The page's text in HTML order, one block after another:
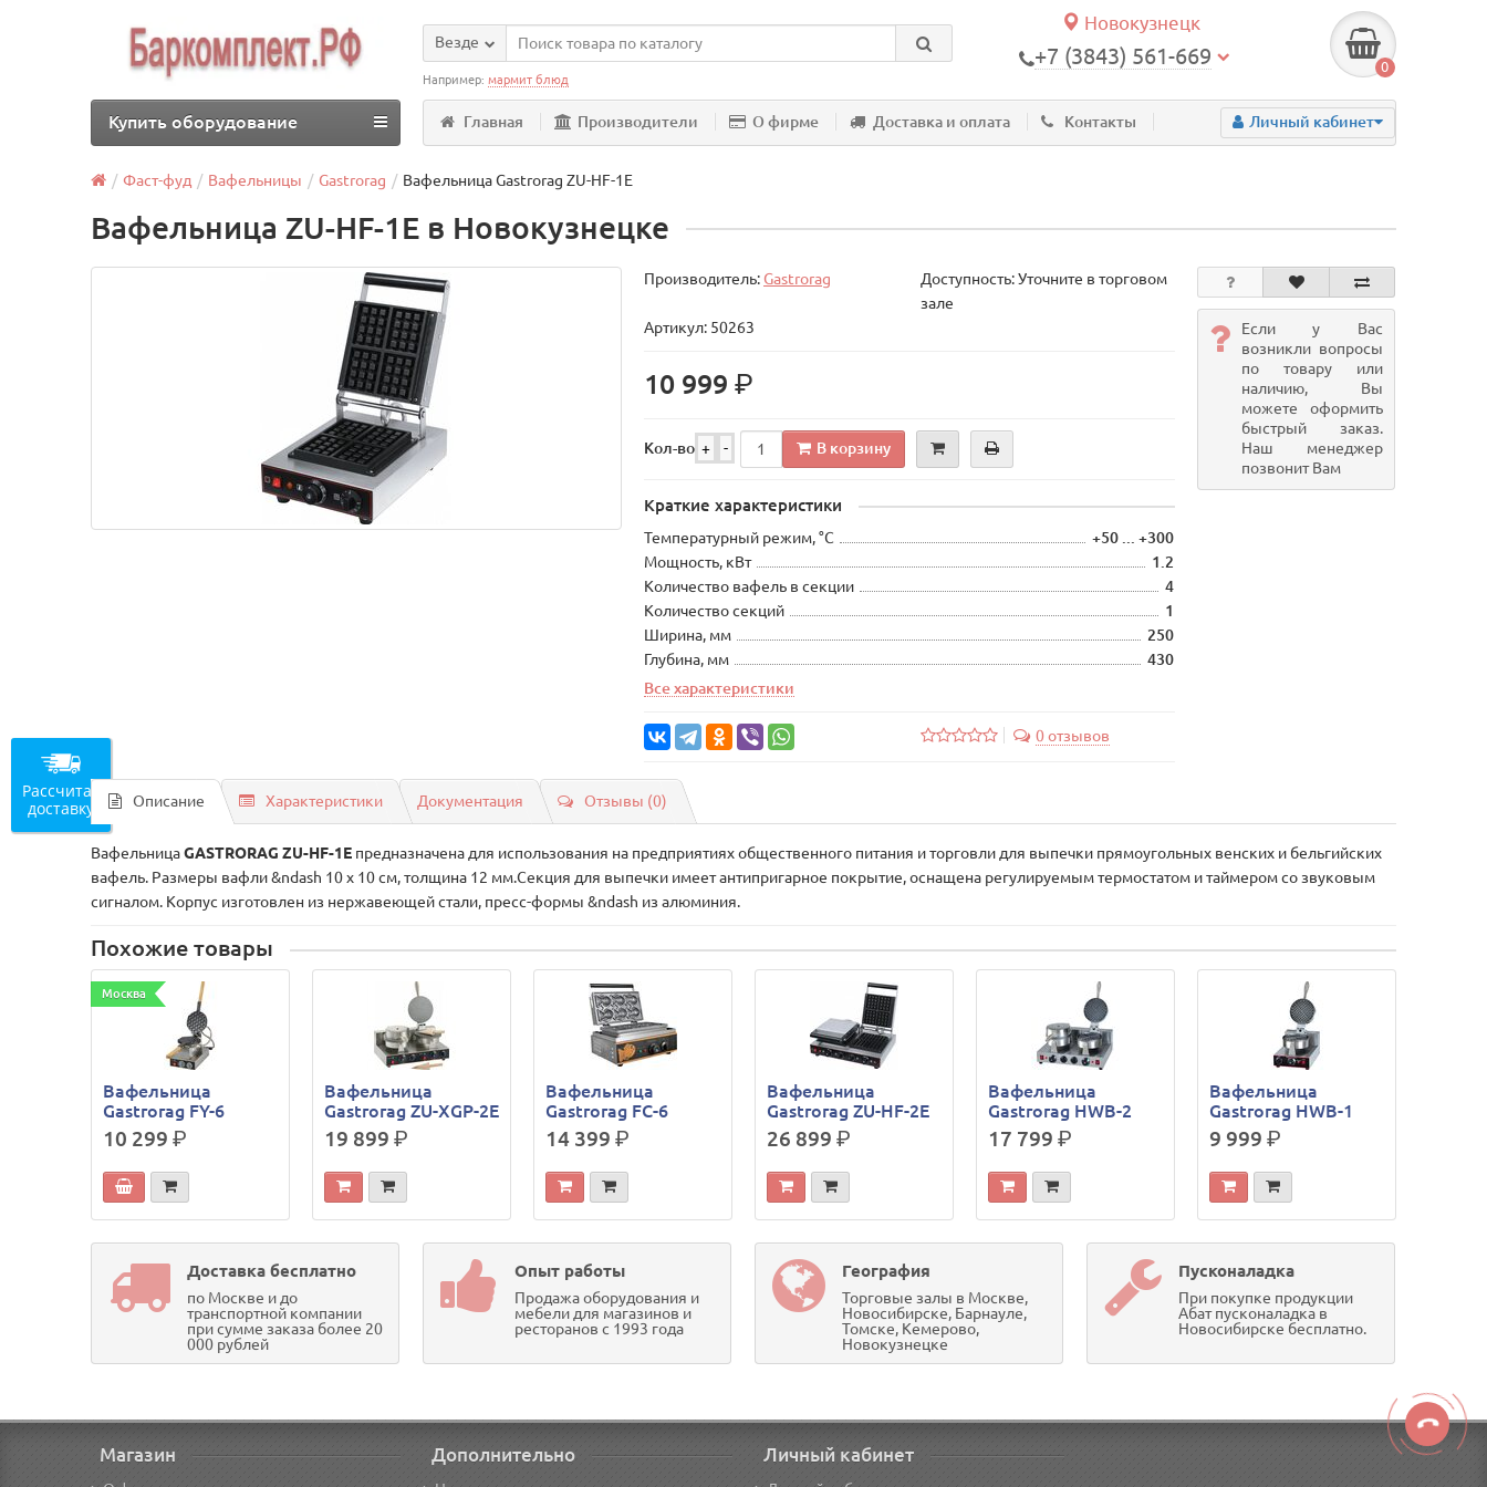
Новокузнецк
+7 (3843) 561-669 0
Везде
Например:мармит блюд
Главная Производители О фирме Доставка и оплата Контакты Личный кабинет
Купить оборудование
Фаст-фуд Вафельницы Gastrorag Вафельница Gastrorag ZU-HF-1E
Вафельница ZU-HF-1E в Новокузнецке
Производитель: Gastrorag
Доступность: Уточните в торговом
зале
Артикул: 50263
10 999р.
Кол-во + - В корзину
Краткие характеристики
Температурный режим, °C
+50 ... +300
Мощность, кВт
1.2
Количество вафель в секции
4
Количество секций
1
Ширина, мм
250
Глубина, мм
430
Все характеристики
0 отзывов
Если у Вас
возникли вопросы
по товару или
наличию, Вы
можете оформить
быстрый заказ.
Наш менеджер
позвонит Вам
Описание Характеристики Документация Отзывы (0)
ВафельницаGASTRORAG ZU-HF-1E предназначена для использования на предприятиях общественного питания и торговли для выпечки прямоугольных венских и бельгийских
вафель. Размеры вафли &ndash 10 х 10 см, толщина 12 мм.Секция для выпечки имеет антипригарное покрытие, оснащена регулируемым термостатом и таймером со звуковым
сигналом. Корпус изготовлен из нержавеющей стали, пресс-формы &ndash из алюминия.
Похожие товары
Москва
Вафельница
Gastrorag FY-6
10 299р.
Вафельница
Gastrorag ZU-XGP-2E
19 899р.
Вафельница
Gastrorag FC-6
14 399р.
Вафельница
Gastrorag ZU-HF-2E
26 899р.
Вафельница
Gastrorag HWB-2
17 799р.
Вафельница
Gastrorag HWB-1
9 999р.
Доставка бесплатно
по Москве и до
транспортной компании
при сумме заказа более 20
000 рублей
Опыт работы
Продажа оборудования и
мебели для магазинов и
ресторанов с 1993 года
География
Торговые залы в Москве,
Новосибирске, Барнауле,
Томске, Кемерово,
Новокузнецке
Пусконаладка
При покупке продукции
Абат пусконаладка в
Новосибирске бесплатно.
Магазин Дополнительно Личный кабинет
Рассчитать
доставку